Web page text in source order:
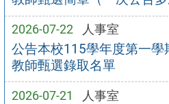
2026-07-22 人事室
公告本校115學年度第一
教師甄選錄取名單
2026-07-21 人事室